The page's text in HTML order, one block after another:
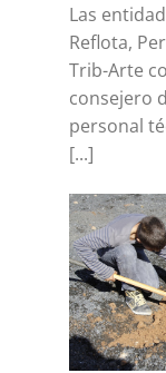
Las
Reflota,
Trib-Arte
consejero
personal
[...]